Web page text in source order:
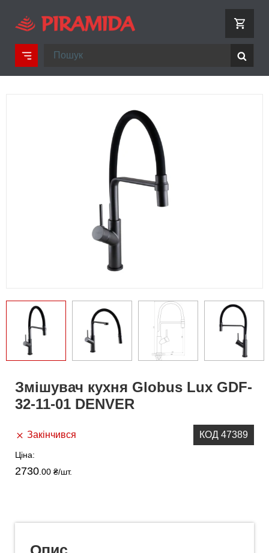
Змішувач кухня Globus Lux GDF-
32-11-01 DENVER
Закінчився КОД 47389
Ціна:
2730 .00 ₴/шт.